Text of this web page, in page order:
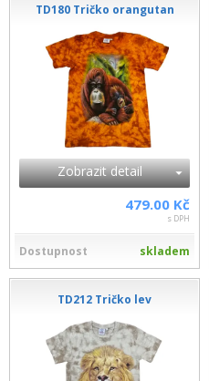
TD180 Tričko orangutan
Zobrazit detail
479.00 Kč
s DPH
Dostupnost skladem
TD212 Tričko lev